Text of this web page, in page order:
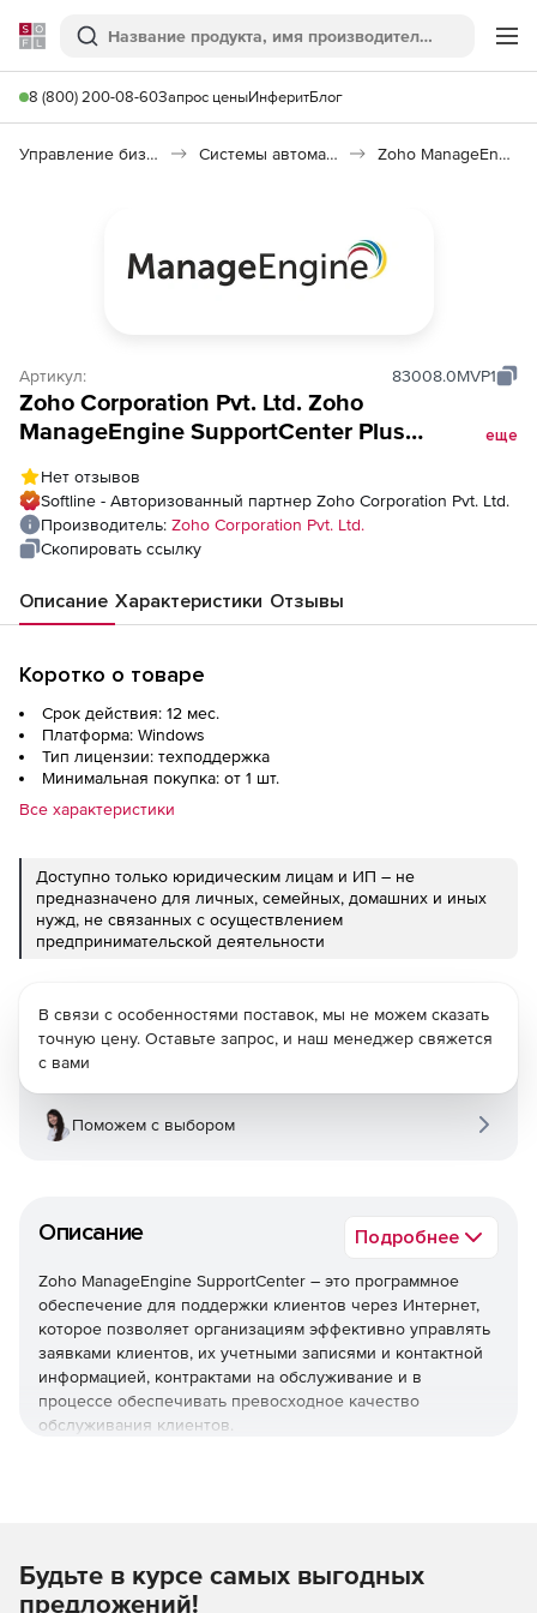
Softline
Поиск
8 (800) 200-08-60Запрос ценыИнферитБлог
Управление бизнесом, CRM/ERP Системы автоматизации Zoho ManageEngine SupportCenter
Артикул: 83008.0MVP1
Zoho Corporation Pvt. Ltd. Zoho
ManageEngine SupportCenter Plus
Perpetual Model Annual), fee for 5 Viewers
pack
еще
Нет отзывов
Softline - Авторизованный партнер Zoho Corporation Pvt. Ltd.
Производитель: Zoho Corporation Pvt. Ltd.
Скопировать ссылку
Описание Характеристики Отзывы
Коротко о товаре
Срок действия: 12 мес.
Платформа: Windows
Тип лицензии: техподдержка
Минимальная покупка: от 1 шт.
Все характеристики
Доступно только юридическим лицам и ИП – не
предназначено для личных, семейных, домашних и иных
нужд, не связанных с осуществлением
предпринимательской деятельности
Описание Подробнее
Zoho ManageEngine SupportCenter – это программное
обеспечение для поддержки клиентов через Интернет,
которое позволяет организациям эффективно управлять
заявками клиентов, их учетными записями и контактной
информацией, контрактами на обслуживание и в
процессе обеспечивать превосходное качество
обслуживания клиентов.
получает единое представление о взаимодействии с
клиентами независимо от того, какой режим общения они
В связи с особенностями поставок, мы не можем сказать
точную цену. Оставьте запрос, и наш менеджер свяжется
с вами
Поможем с выбором
Будьте в курсе самых выгодных
предложений!